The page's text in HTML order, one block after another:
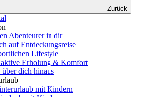
Zurück
Abenteurer in dir
auf Entdeckungsreise
Lifestyle
aktive Erholung & Komfort
über dich hinaus
mit Kindern